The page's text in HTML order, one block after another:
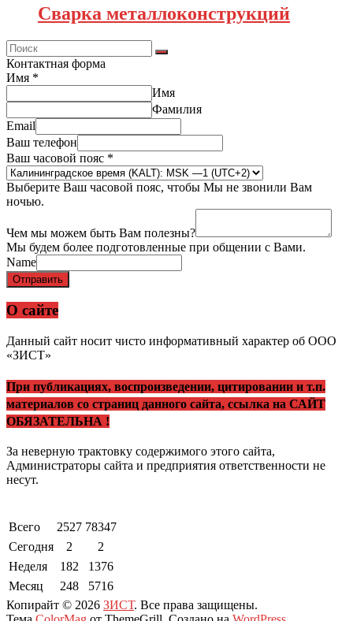
Сварка металлоконструкций
Контактная форма
Имя *
Имя
Фамилия
Email
Ваш телефон
Ваш часовой пояс *
Выберите Ваш часовой пояс, чтобы Мы не звонили Вам
ночью.
Чем мы можем быть Вам полезны?
Мы будем более подготовленные при общении с Вами.
Name
Отправить
О сайте
Данный сайт носит чисто информативный характер об ООО
«ЗИСТ»
При публикациях, воспроизведении, цитировании и т.п.
материалов со страниц данного сайта, ссылка на САЙТ
ОБЯЗАТЕЛЬНА !
За неверную трактовку содержимого этого сайта,
Администраторы сайта и предприятия ответственности не
несут.
Всего 2527 78347
Сегодня
2
2
Неделя
182
1376
Месяц
248
5716
Копирайт © 2026 ЗИСТ. Все права защищены.